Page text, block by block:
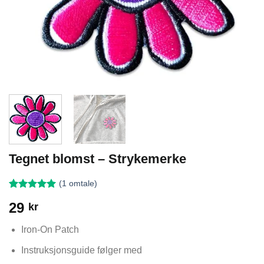
Tegnet blomst – Strykemerke
av 5 basert
kundevurdering
(1 omtale)
29 kr
Iron-On Patch
Instruksjonsguide følger med